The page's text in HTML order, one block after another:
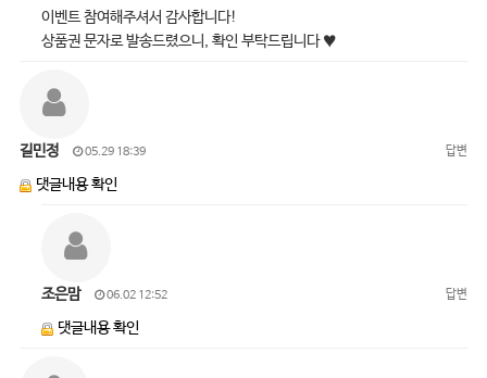
이벤트 참여해주셔서 감사합니다!
상품권 문자로 발송드렸으니, 확인 부탁드립니다 ♥
길민정 05.29 18:39 답변
댓글내용 확인
조은맘 06.02 12:52 답변
댓글내용 확인